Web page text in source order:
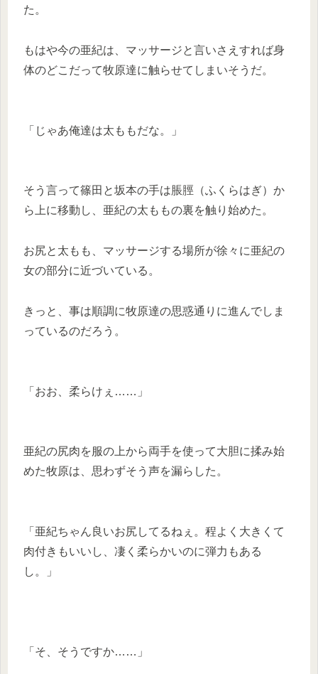
た。
もはや今の亜紀は、マッサージと言いさえすれば身
体のどこだって牧原達に触らせてしまいそうだ。
「じゃあ俺達は太ももだな。」
そう言って篠田と坂本の手は脹脛（ふくらはぎ）か
ら上に移動し、亜紀の太ももの裏を触り始めた。
お尻と太もも、マッサージする場所が徐々に亜紀の
女の部分に近づいている。
きっと、事は順調に牧原達の思惑通りに進んでしま
っているのだろう。
「おお、柔らけぇ……」
亜紀の尻肉を服の上から両手を使って大胆に揉み始
めた牧原は、思わずそう声を漏らした。
「亜紀ちゃん良いお尻してるねぇ。程よく大きくて
肉付きもいいし、凄く柔らかいのに弾力もある
し。」
「そ、そうですか……」